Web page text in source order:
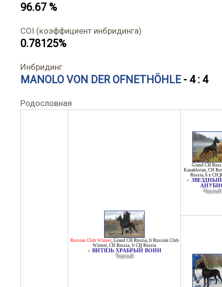
96.67 %
COI (коэффициент инбридинга)
0.78125%
Инбридинг
MANOLO VON DER OFNETHÖHLE- 4 : 4
Родословная
Russian Club Winner, Grand CH Russia, Jr Russian Club
Winner, CH Russia, Jr CH Russia
♂ ВИТЯЗЬ ХРАБРЫЙ ВОИН
Черный
Grand CH
Kazakhstan, CH
Russia, 6 x CH
♂
Черный